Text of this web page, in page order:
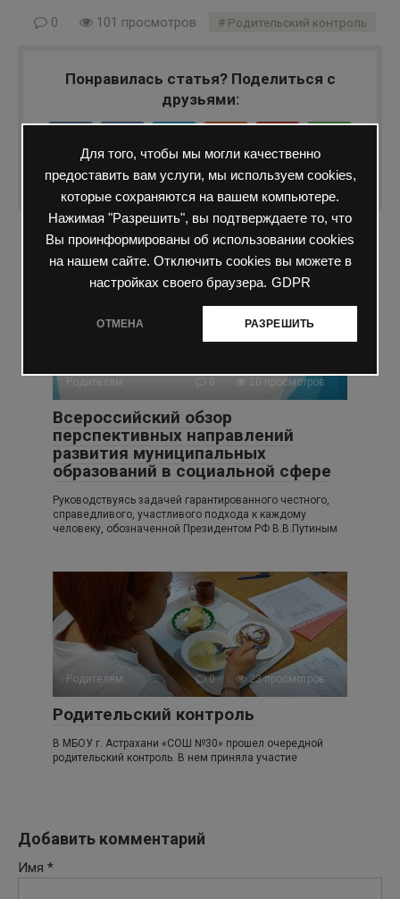
Для того, чтобы мы могли качественно
предоставить вам услуги, мы используем cookies,
которые сохраняются на вашем компьютере.
Нажимая "Разрешить", вы подтверждаете то, что
Вы проинформированы об использовании cookies
на нашем сайте. Отключить cookies вы можете в
настройках своего браузера. GDPR
ОТМЕНА РАЗРЕШИТЬ
0 101 просмотров Родительский контроль
Понравилась статья? Поделиться с
друзьями:
Вам также может быть интересно
Родителям 20 просмотров
Всероссийский обзор
перспективных направлений
развития муниципальных
образований в социальной сфере
Руководствуясь задачей гарантированного честного,
справедливого, участливого подхода к каждому
человеку, обозначенной Президентом РФ В.В.Путиным
Родителям 0 23 просмотров
Родительский контроль
В МБОУ г. Астрахани «СОШ №30» прошел очередной
родительский контроль. В нем приняла участие
Добавить комментарий
Имя *